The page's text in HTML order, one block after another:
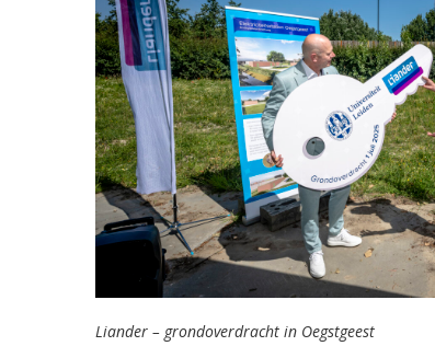
Liander – grondoverdracht in Oegstgeest